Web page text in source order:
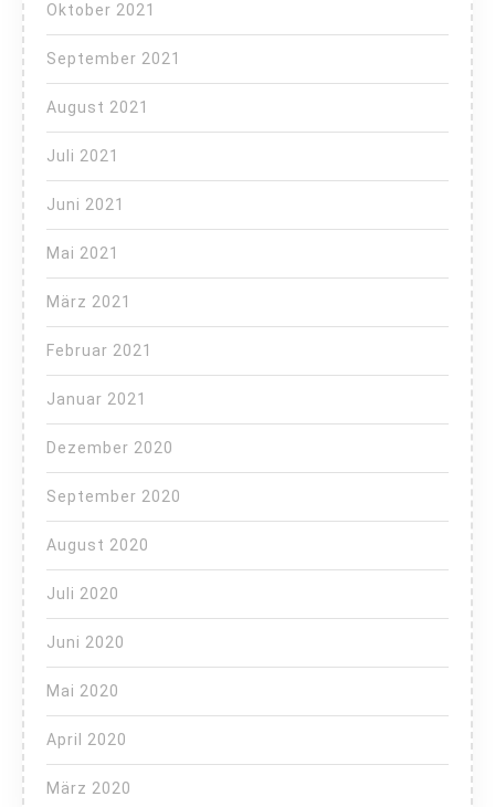
Oktober 2021
September 2021
August 2021
Juli 2021
Juni 2021
Mai 2021
März 2021
Februar 2021
Januar 2021
Dezember 2020
September 2020
August 2020
Juli 2020
Juni 2020
Mai 2020
April 2020
März 2020